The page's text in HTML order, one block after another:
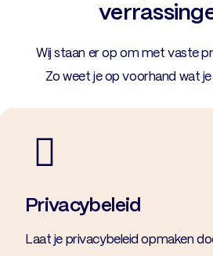
Wij staan er op om met vaste
Zo weet je op voorhand wat
Privacybeleid
Laat je privacybeleid opmaken